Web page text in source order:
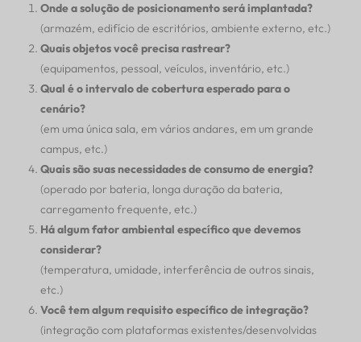
Onde a solução de posicionamento será implantada?
(armazém, edifício de escritórios, ambiente externo, etc.)
Quais objetos você precisa rastrear?
(equipamentos, pessoal, veículos, inventário, etc.)
Qual é o intervalo de cobertura esperado para o
cenário?
(em uma única sala, em vários andares, em um grande
campus, etc.)
Quais são suas necessidades de consumo de energia?
(operado por bateria, longa duração da bateria,
carregamento frequente, etc.)
Há algum fator ambiental específico que devemos
considerar?
(temperatura, umidade, interferência de outros sinais,
etc.)
Você tem algum requisito específico de integração?
(integração com plataformas existentes/desenvolvidas